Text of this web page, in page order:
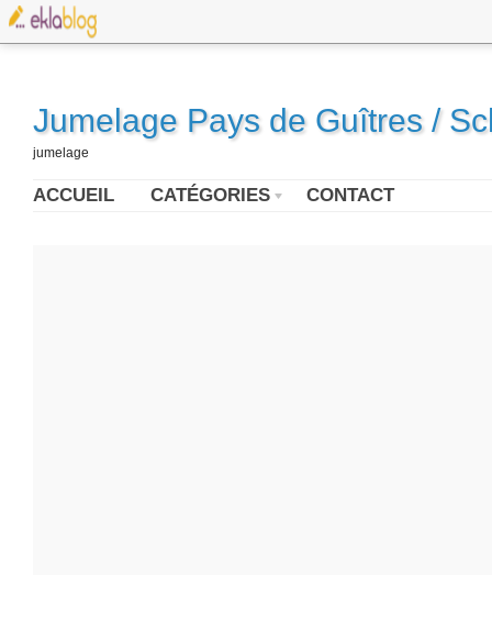
Jumelage Pays de Guîtres /
jumelage
ACCUEIL CATÉGORIES CONTACT